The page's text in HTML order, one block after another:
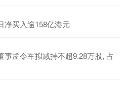
净买入逾158亿港元
事孟令军拟减持不超9.28万股, 占